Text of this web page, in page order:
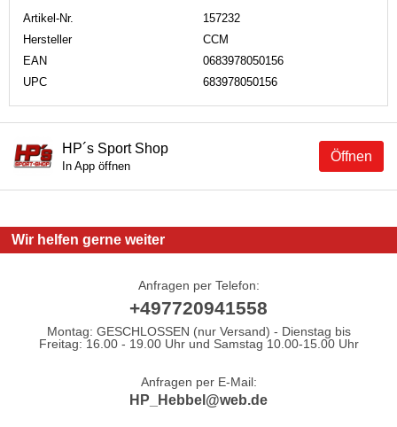
Artikel-Nr.
157232
Hersteller
CCM
EAN
0683978050156
UPC
683978050156
Öffnen
HP´s Sport Shop
In App öffnen
Wir helfen gerne weiter
Anfragen per Telefon:
+497720941558
Montag: GESCHLOSSEN (nur Versand) - Dienstag bis
Freitag: 16.00 - 19.00 Uhr und Samstag 10.00-15.00 Uhr
Anfragen per E-Mail:
HP_Hebbel@web.de